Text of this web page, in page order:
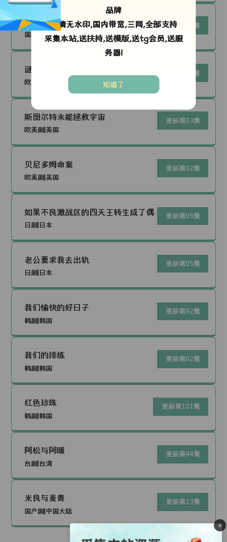
长歌莫问
国产剧|中国大陆
更新第24集
谜探休格 第二季
欧美剧|美国
更新第08集
斯图尔特未能拯救宇宙
欧美剧|美国
更新第03集
贝尼多姆命案
欧美剧|英国
更新第02集
如果不良激战区的四天王转生成了偶像
团体
日剧|日本
更新第09集
老公要求我去出轨
日剧|日本
更新第05集
我们愉快的好日子
韩剧|韩国
更新第92集
我们的排练
韩剧|韩国
更新第02集
红色珍珠
韩剧|韩国
更新第101集
阿松与阿暖
台剧|台湾
更新第44集
米良与麦青
国产剧|中国大陆
更新第13集
品牌
高清无水印,国内带宽,三网,全部支持
采集本站,送扶持,送模版,送tg会员,送服
务器!
知道了
×